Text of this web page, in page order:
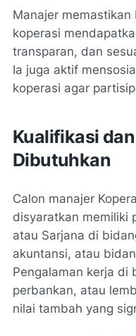
Manajer
koperasi
transparan, dan
Ia juga aktif
koperasi agar
Kualifikasi
Dibutuhkan
Calon manajer
disyaratkan memiliki
atau Sarjana di
akuntansi, atau
Pengalaman kerja di
perbankan, atau
nilai tambah yang